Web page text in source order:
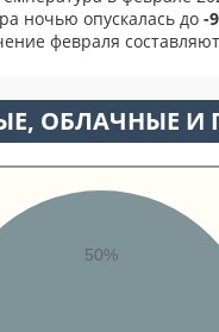
ночью опускалась до -9
февраля составляют
ОБЛАЧНЫЕ И
50%